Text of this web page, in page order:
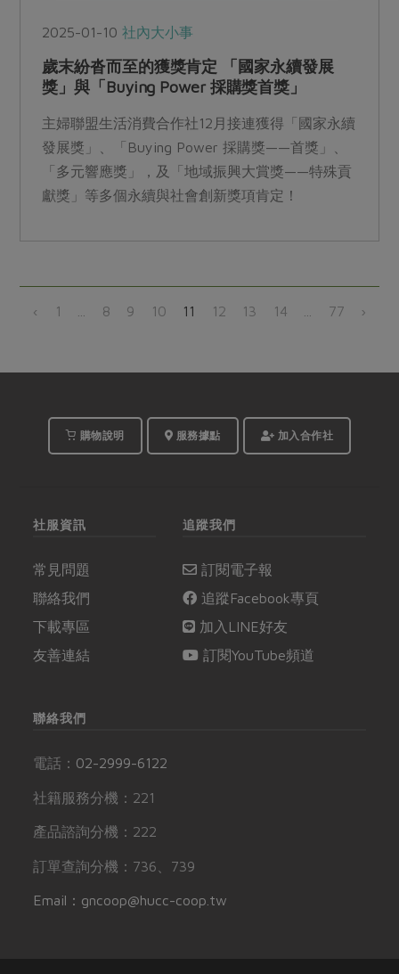
2025-01-10社內大小事
歲末紛沓而至的獲獎肯定 「國家永續發展
獎」與「Buying Power 採購獎首獎」
主婦聯盟生活消費合作社12月接連獲得「國家永續
發展獎」、「Buying Power 採購獎——首獎」、
「多元響應獎」，及「地域振興大賞獎——特殊貢
獻獎」等多個永續與社會創新獎項肯定！
‹ 1 8 9 10 11 12 13 14 77 ›
購物說明 服務據點 加入合作社
社服資訊
常見問題
聯絡我們
下載專區
友善連結
追蹤我們
訂閱電子報
追蹤Facebook專頁
加入LINE好友
訂閱YouTube頻道
聯絡我們
電話： 02-2999-6122
社籍服務分機：221
產品諮詢分機：222
訂單查詢分機：736、739
Email：gncoop@hucc-coop.tw